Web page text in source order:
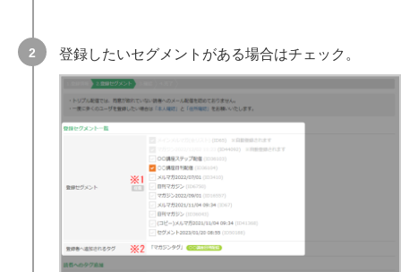
登録したいセグメントがある場合はチェック。